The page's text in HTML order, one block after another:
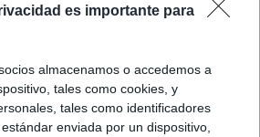
es importante para
almacenamos o accedemos a
tales como cookies, y
tales como identificadores
enviada por un dispositivo,